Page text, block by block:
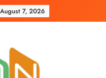
August 7, 2026
เช่ารถมอ